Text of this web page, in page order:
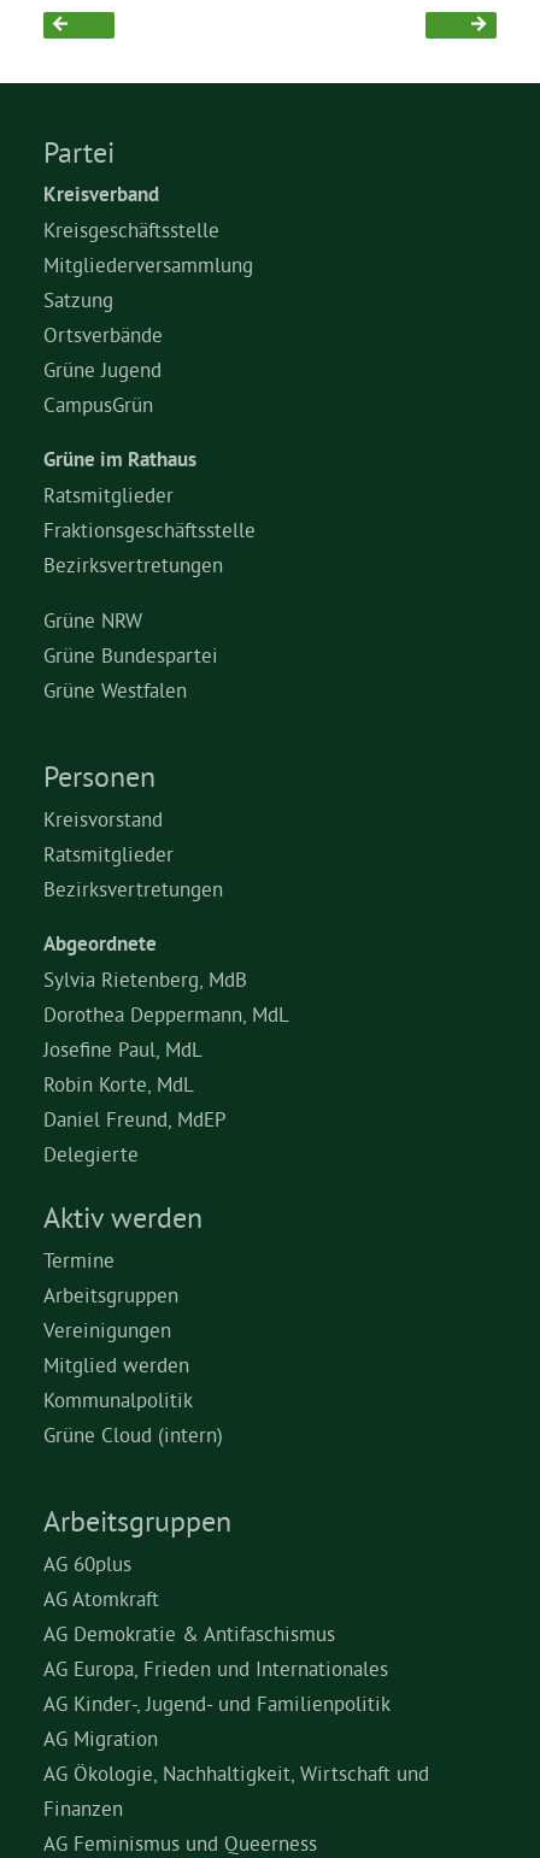
Kommunalpolitik
Engagement-Sprechstunde
Grüne Jugend
CampusGrün
Aktuelles
Termine
Kontakt
Partei
Kreisverband
Kreisgeschäftsstelle
Mitgliederversammlung
Satzung
Ortsverbände
Grüne Jugend
CampusGrün
Grüne im Rathaus
Ratsmitglieder
Fraktionsgeschäftsstelle
Bezirksvertretungen
Grüne NRW
Grüne Bundespartei
Grüne Westfalen
Personen
Kreisvorstand
Ratsmitglieder
Bezirksvertretungen
Abgeordnete
Sylvia Rietenberg, MdB
Dorothea Deppermann, MdL
Josefine Paul, MdL
Robin Korte, MdL
Daniel Freund, MdEP
Delegierte
Aktiv werden
Termine
Arbeitsgruppen
Vereinigungen
Mitglied werden
Kommunalpolitik
Grüne Cloud (intern)
Arbeitsgruppen
AG 60plus
AG Atomkraft
AG Demokratie & Antifaschismus
AG Europa, Frieden und Internationales
AG Kinder-, Jugend- und Familienpolitik
AG Migration
AG Ökologie, Nachhaltigkeit, Wirtschaft und
Finanzen
AG Feminismus und Queerness